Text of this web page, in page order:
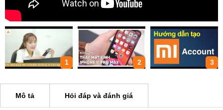
1 2 3
Mô tả Hỏi đáp và đánh giá